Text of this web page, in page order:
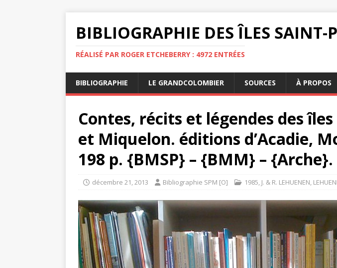
BIBLIOGRAPHIE DES ÎLES SAINT-
RÉALISÉ PAR ROGER ETCHEBERRY : 4972 ENTRÉES
BIBLIOGRAPHIE LE GRANDCOLOMBIER SOURCES À PROPOS
Contes, récits et légendes des
et Miquelon. éditions d’Acadie,
198 p. {BMSP} – {BMM} – {Arche}.
décembre 21, 2013 Bibliographie SPM [O] 1985, J. & R. LEHUENEN,